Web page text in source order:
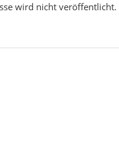
wird nicht veröffentlicht.